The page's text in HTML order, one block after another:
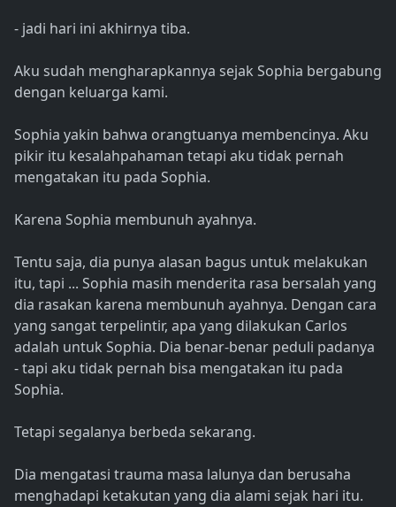
- jadi hari ini akhirnya tiba.
Aku sudah mengharapkannya sejak Sophia bergabung
dengan keluarga kami.
Sophia yakin bahwa orangtuanya membencinya. Aku
pikir itu kesalahpahaman tetapi aku tidak pernah
mengatakan itu pada Sophia.
Karena Sophia membunuh ayahnya.
Tentu saja, dia punya alasan bagus untuk melakukan
itu, tapi ... Sophia masih menderita rasa bersalah yang
dia rasakan karena membunuh ayahnya. Dengan cara
yang sangat terpelintir, apa yang dilakukan Carlos
adalah untuk Sophia. Dia benar-benar peduli padanya
- tapi aku tidak pernah bisa mengatakan itu pada
Sophia.
Tetapi segalanya berbeda sekarang.
Dia mengatasi trauma masa lalunya dan berusaha
menghadapi ketakutan yang dia alami sejak hari itu.